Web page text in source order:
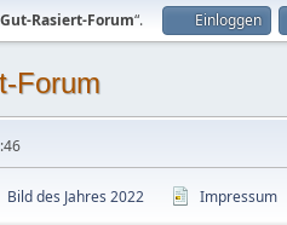
Gut-Rasiert-Forum“. Einloggen
Bild des Jahres 2022 Impressum